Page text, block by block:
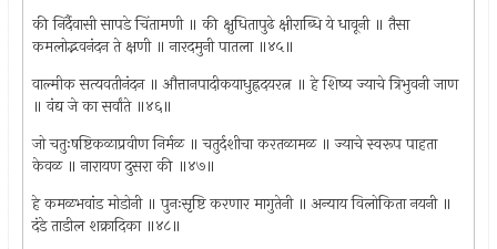
की निर्दैवासी सापडे चिंतामणी ॥ की क्षुधितापुढे क्षीराब्धि ये धावूनी ॥ तैसा
कमलोद्भवनंदन ते क्षणी ॥ नारदमुनी पातला ॥४५॥
वाल्मीक सत्यवतीनंदन ॥ औत्तानपादीकयाधुह्रदयरत्न ॥ हे शिष्य ज्याचे त्रिभुवनी जाण
॥ वंद्य जे का सर्वांते ॥४६॥
जो चतुःषष्टिकळाप्रवीण निर्मळ ॥ चतुर्दशीचा करतळामळ ॥ ज्याचे स्वरूप पाहता
केवळ ॥ नारायण दुसरा की ॥४७॥
हे कमळभवांड मोडोनी ॥ पुनःसृष्टि करणार मागुतेनी ॥ अन्याय विलोकिता नयनी ॥
दंडे ताडील शक्रादिका ॥४८॥